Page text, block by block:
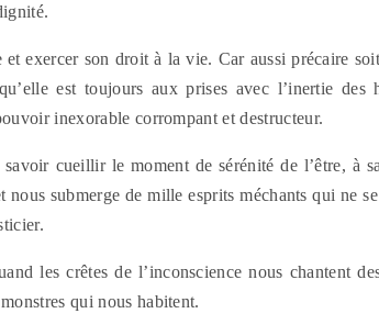
exercer son droit à la vie. Car aussi précaire
est toujours aux prises avec l’inertie
inexorable corrompant et destructeur.
savoir cueillir le moment de sérénité de l’être, à
nous submerge de mille esprits méchants qui ne
les crêtes de l’inconscience nous chantent
qui nous habitent.